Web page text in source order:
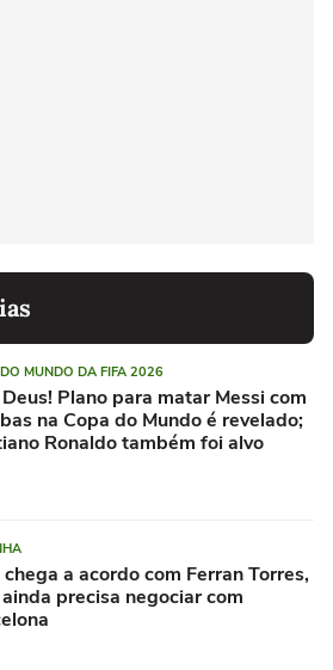
MUNDO DA FIFA 2026
Plano para matar Messi com
na Copa do Mundo é revelado;
Ronaldo também foi alvo
chega a acordo com Ferran Torres,
precisa negociar com